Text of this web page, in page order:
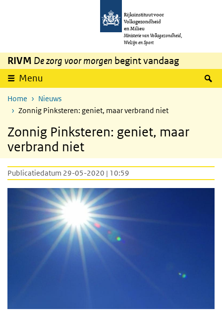
Overslaan en naar de inhoud gaan
Rijksinstituut voor
Volksgezondheid
en Milieu
Ministerie van Volksgezondheid,
Welzijn en Sport
RIVM De zorg voor morgen begint vandaag
Menu
Home
Nieuws
Zonnig Pinksteren: geniet, maar verbrand niet
Zonnig Pinksteren: geniet, maar
verbrand niet
Publicatiedatum 29-05-2020 | 10:59